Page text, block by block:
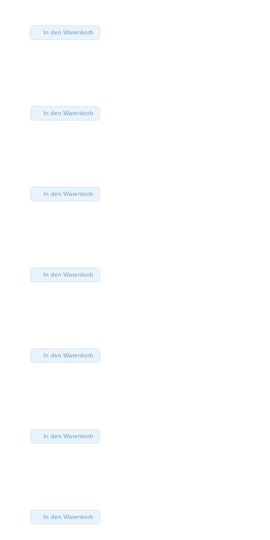
In den Warenkorb
In den Warenkorb
In den Warenkorb
In den Warenkorb
In den Warenkorb
In den Warenkorb
In den Warenkorb